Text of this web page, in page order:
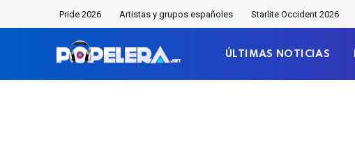
Pride 2026 Artistas y grupos españoles Starlite Occident 2026
ÚLTIMAS NOTICIAS